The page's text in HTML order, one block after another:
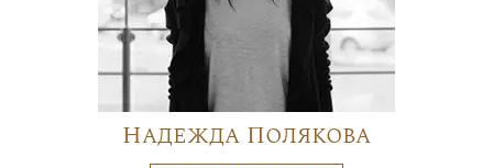
Надежда Полякова